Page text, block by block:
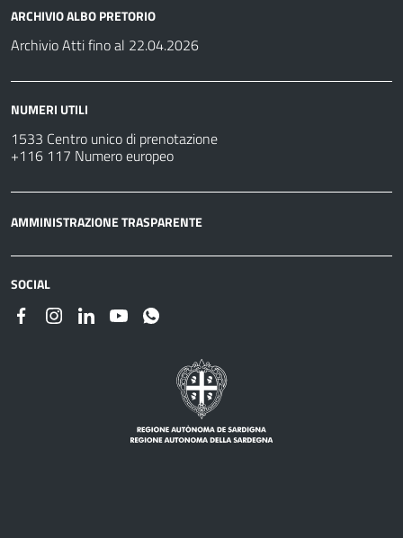
ARCHIVIO ALBO PRETORIO
Archivio Atti fino al 22.04.2026
NUMERI UTILI
1533 Centro unico di prenotazione
+116 117 Numero europeo
AMMINISTRAZIONE TRASPARENTE
SOCIAL